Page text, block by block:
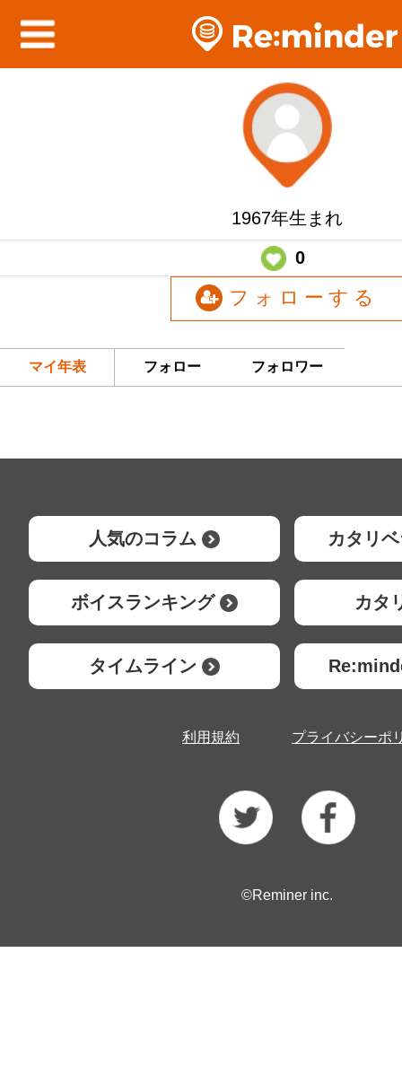
1967年生まれ
0
フォローする
マイ年表 フォロー フォロワー
人気のコラム カタリ
ボイスランキング カタ
タイムライン
利用規約 プライバシーポ
©Reminer inc.